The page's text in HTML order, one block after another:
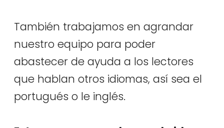
También trabajamos en agrandar
nuestro equipo para poder
abastecer de ayuda a los lectores
que hablan otros idiomas, así sea el
portugués o le inglés.